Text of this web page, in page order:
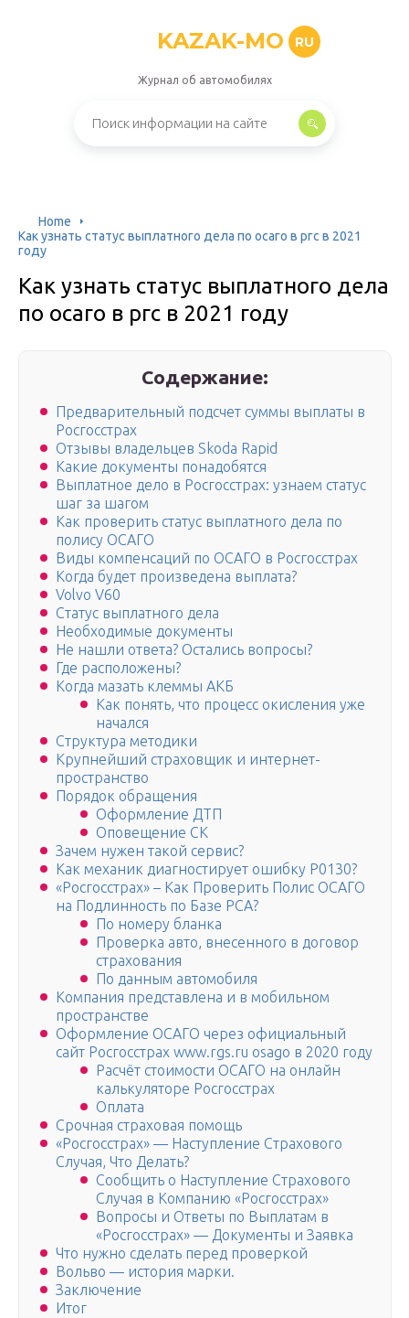
KAZAK-MO RU
Журнал об автомобилях
Home
Как узнать статус выплатного дела по осаго в ргс в 2021
году
Как узнать статус выплатного дела
по осаго в ргс в 2021 году
Содержание:
Предварительный подсчет суммы выплаты в
Росгосстрах
Отзывы владельцев Skoda Rapid
Какие документы понадобятся
Выплатное дело в Росгосстрах: узнаем статус
шаг за шагом
Как проверить статус выплатного дела по
полису ОСАГО
Виды компенсаций по ОСАГО в Росгосстрах
Когда будет произведена выплата?
Volvo V60
Статус выплатного дела
Необходимые документы
Не нашли ответа? Остались вопросы?
Где расположены?
Когда мазать клеммы АКБ
Как понять, что процесс окисления уже
начался
Структура методики
Крупнейший страховщик и интернет-
пространство
Порядок обращения
Оформление ДТП
Оповещение СК
Зачем нужен такой сервис?
Как механик диагностирует ошибку P0130?
«Росгосстрах» – Как Проверить Полис ОСАГО
на Подлинность по Базе РСА?
По номеру бланка
Проверка авто, внесенного в договор
страхования
По данным автомобиля
Компания представлена и в мобильном
пространстве
Оформление ОСАГО через официальный
сайт Росгосстрах www.rgs.ru osago в 2020 году
Расчёт стоимости ОСАГО на онлайн
калькуляторе Росгосстрах
Оплата
Срочная страховая помощь
«Росгосстрах» — Наступление Страхового
Случая, Что Делать?
Сообщить о Наступление Страхового
Случая в Компанию «Росгосстрах»
Вопросы и Ответы по Выплатам в
«Росгосстрах» — Документы и Заявка
Что нужно сделать перед проверкой
Вольво — история марки.
Заключение
Итог